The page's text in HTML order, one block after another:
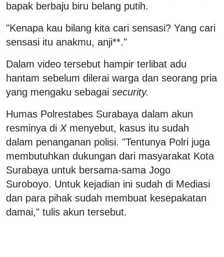
bapak berbaju biru belang putih.
"Kenapa kau bilang kita cari sensasi? Yang cari
sensasi itu anakmu, anji**."
Dalam video tersebut hampir terlibat adu
hantam sebelum dilerai warga dan seorang pria
yang mengaku sebagai security.
Humas Polrestabes Surabaya dalam akun
resminya di Xmenyebut, kasus itu sudah
dalam penanganan polisi. "Tentunya Polri juga
membutuhkan dukungan dari masyarakat Kota
Surabaya untuk bersama-sama Jogo
Suroboyo. Untuk kejadian ini sudah di Mediasi
dan para pihak sudah membuat kesepakatan
damai," tulis akun tersebut.